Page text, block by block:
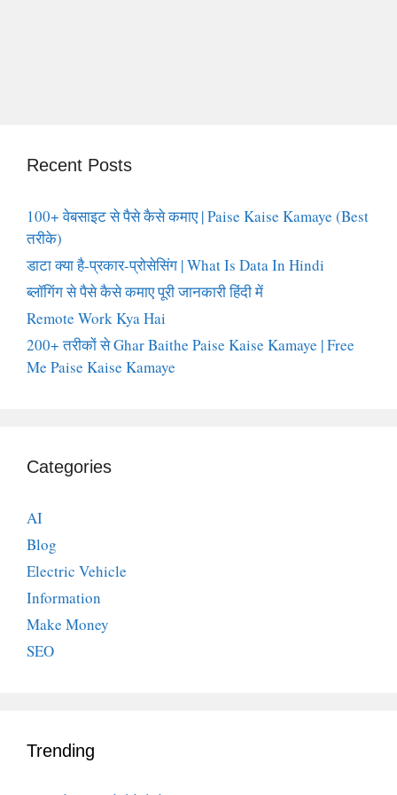
Recent Posts
100+ वेबसाइट से पैसे कैसे कमाए | Paise Kaise Kamaye (Best
तरीके)
डाटा क्या है-प्रकार-प्रोसेसिंग | What Is Data In Hindi
ब्लॉगिंग से पैसे कैसे कमाए पूरी जानकारी हिंदी में
Remote Work Kya Hai
200+ तरीकों से Ghar Baithe Paise Kaise Kamaye | Free
Me Paise Kaise Kamaye
Categories
AI
Blog
Electric Vehicle
Information
Make Money
SEO
Trending